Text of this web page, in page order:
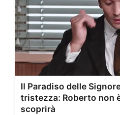
Il Paradiso delle
tristezza: Roberto non
scoprirà